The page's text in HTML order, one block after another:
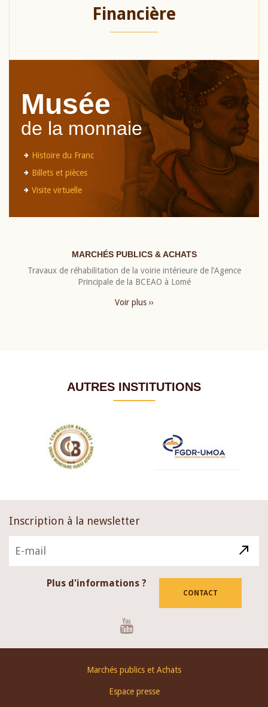
Financière
Musée
de la monnaie
Histoire du Franc
Billets et pièces
Visite virtuelle
MARCHÉS PUBLICS & ACHATS
Travaux de réhabilitation de la voirie intérieure de l’Agence
Principale de la BCEAO à Lomé
Voir plus ››
AUTRES INSTITUTIONS
Inscription à la newsletter
Plus d'informations ?
CONTACT
Marchés publics et Achats
Espace presse